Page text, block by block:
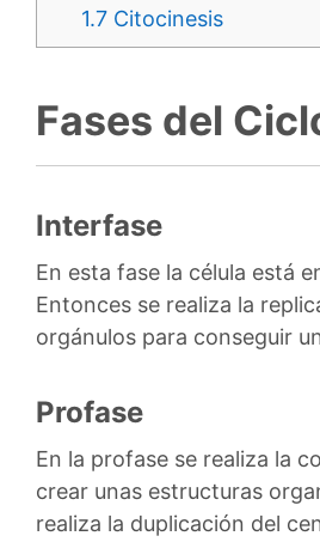
1.7 Citocinesis
Fases del
Interfase
En esta fase la célula está
Entonces se realiza la
orgánulos para conseguir
Profase
En la profase se realiza la
crear unas estructuras
realiza la duplicación del